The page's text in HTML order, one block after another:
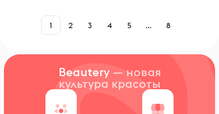
1 2 3 4 5 ... 8
Beautery — новая
культура красоты